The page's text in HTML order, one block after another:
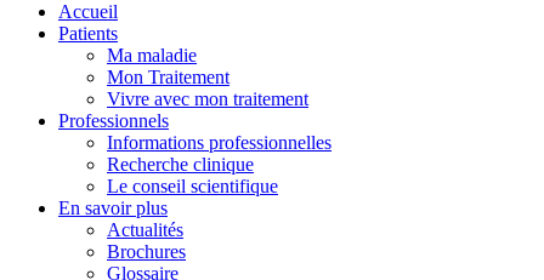
Accueil
Patients
Ma maladie
Mon Traitement
Vivre avec mon traitement
Professionnels
Informations professionnelles
Recherche clinique
Le conseil scientifique
En savoir plus
Actualités
Brochures
Glossaire